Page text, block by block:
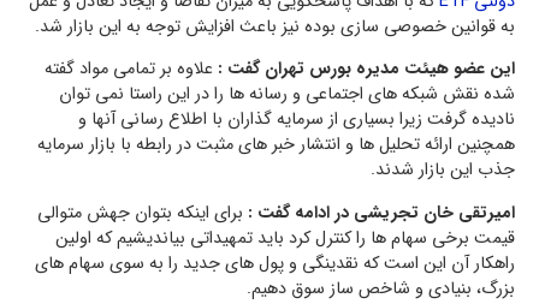
به قوانین خصوصی سازی بوده نیز باعث افزایش توجه به این بازار شد.
این عضو هیئت مدیره بورس تهران گفت : علاوه بر تمامی مواد گفته
شده نقش شبکه های اجتماعی و رسانه ها را در این راستا نمی توان
نادیده گرفت زیرا بسیاری از سرمایه گذاران با اطلاع رسانی آنها و
همچنین ارائه تحلیل ها و انتشار خبر های مثبت در رابطه با بازار سرمایه
جذب این بازار شدند.
امیرتقی خان تجریشی در ادامه گفت : برای اینکه بتوان جهش متوالی
قیمت برخی سهام ها را کنترل کرد باید تمهیداتی بیاندیشیم که اولین
راهکار آن این است که نقدینگی و پول های جدید را به سوی سهام های
بزرگ، بنیادی و شاخص ساز سوق دهیم.